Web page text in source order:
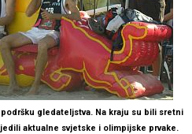
gledateljstva. Na kraju su bili sretni
aktualne svjetske i olimpijske prvake.